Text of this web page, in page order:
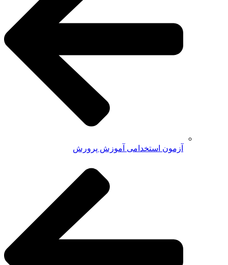
آزمون استخدامی آموزش پرورش